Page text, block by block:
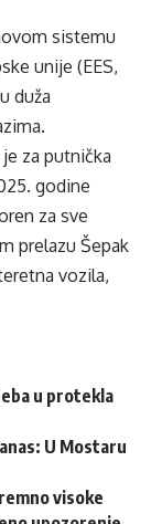
sistemu
unije (EES,
duža
za putnička
godine
za sve
prelazu Šepak
vozila,
u protekla
U Mostaru
visoke